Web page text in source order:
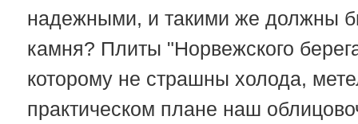
надежными, и такими же должны
камня? Плиты "Норвежского
которому не страшны холода,
практическом плане наш